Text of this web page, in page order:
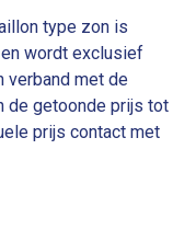
type zon is
wordt exclusief
verband met de
de getoonde prijs tot
prijs contact met